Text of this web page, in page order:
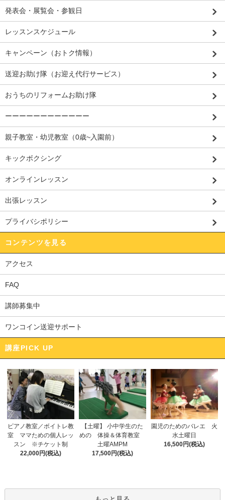
発表会・展覧会・参観日
レッスンスケジュール
キャンペーン（おトク情報）
送迎お助け隊（お迎え代行サービス）
おうちのリフォームお助け隊
ーーーーーーーーーーーー
親子教室・幼児教室（0歳~入園前）
キックボクシング
オンラインレッスン
出張レッスン
プライバシポリシー
コンテンツを見る
アクセス
FAQ
講師募集中
ワンコイン送迎サポート
講座PICK UP
ピアノ教室／ボイトレ教
室 ママための個人レッ
スン ※チケット制
22,000円(税込)
【土曜】 小中学生のた
めの 体操＆体育教室
土曜AMPM
17,500円(税込)
園児のためのバレエ 火
水土曜日
16,500円(税込)